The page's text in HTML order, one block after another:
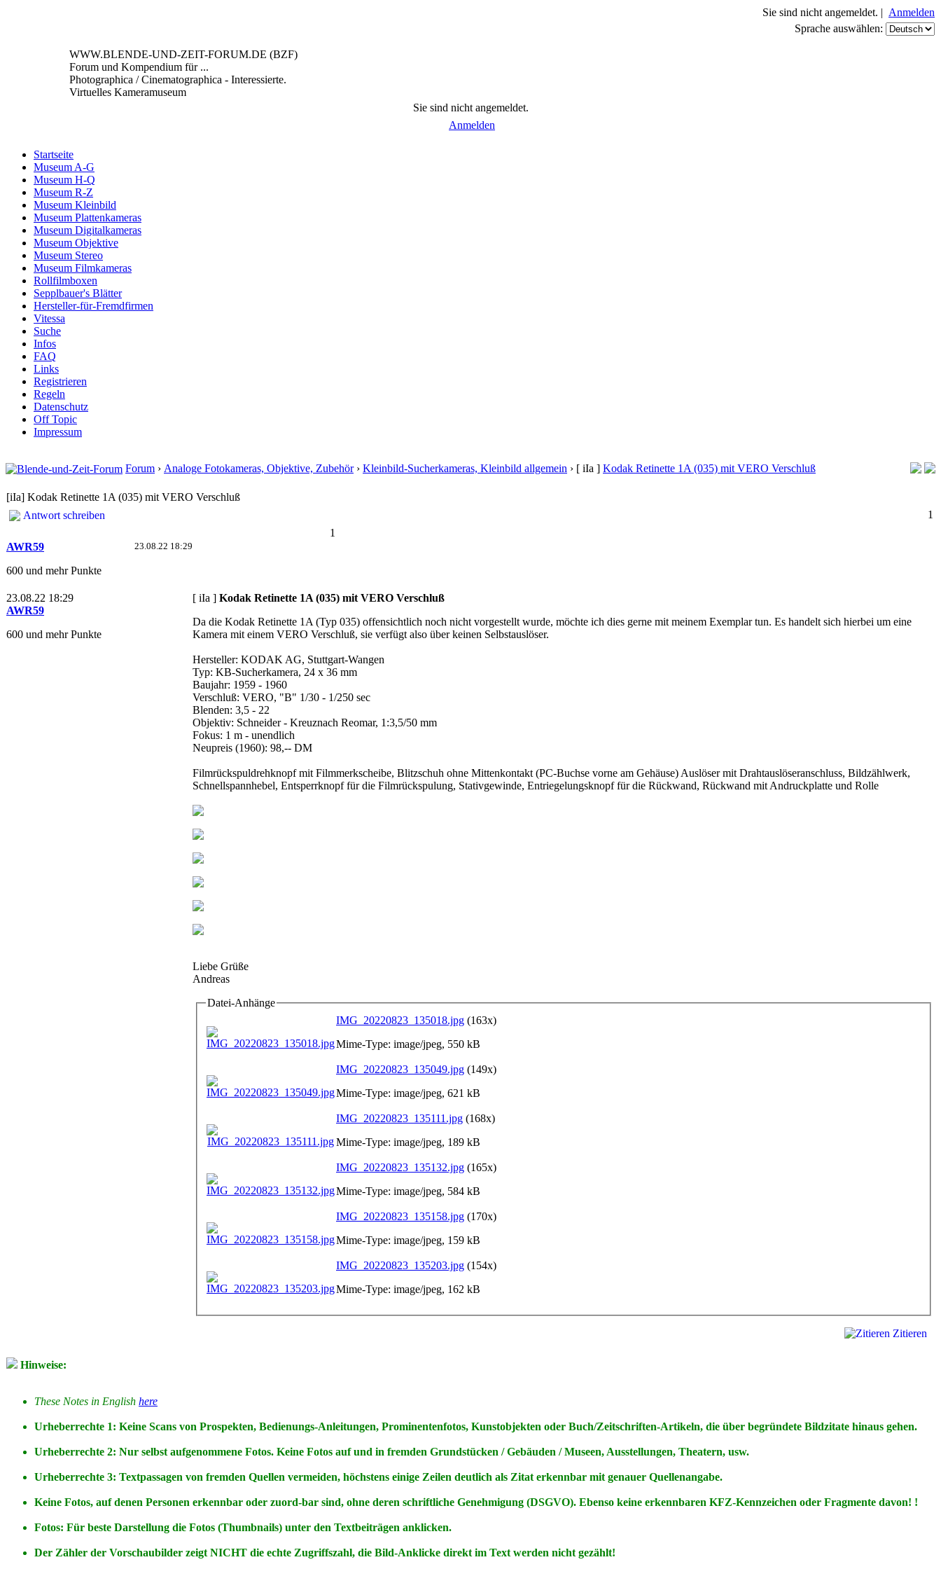
Sie sind nicht angemeldet. | Anmelden
Sprache auswählen:
WWW.BLENDE-UND-ZEIT-FORUM.DE (BZF)
Forum und Kompendium für ...
Photographica / Cinematographica - Interessierte.
Virtuelles Kameramuseum
Sie sind nicht angemeldet.
Anmelden
Startseite
Museum A-G
Museum H-Q
Museum R-Z
Museum Kleinbild
Museum Plattenkameras
Museum Digitalkameras
Museum Objektive
Museum Stereo
Museum Filmkameras
Rollfilmboxen
Sepplbauer's Blätter
Hersteller-für-Fremdfirmen
Vitessa
Suche
Infos
FAQ
Links
Registrieren
Regeln
Datenschutz
Off Topic
Impressum
Forum › Analoge Fotokameras, Objektive, Zubehör› Kleinbild-Sucherkameras, Kleinbild allgemein › [ iIa ] Kodak Retinette 1A (035) mit VERO Verschluß
[iIa] Kodak Retinette 1A (035) mit VERO Verschluß
Antwort schreiben
1
1
23.08.22 18:29
AWR59
600 und mehr Punkte
23.08.22 18:29
AWR59
600 und mehr Punkte
[ iIa ] Kodak Retinette 1A (035) mit VERO Verschluß
Da die Kodak Retinette 1A (Typ 035) offensichtlich noch nicht vorgestellt wurde, möchte ich dies gerne mit meinem Exemplar tun. Es handelt sich hierbei um eine
Kamera mit einem VERO Verschluß, sie verfügt also über keinen Selbstauslöser.
Hersteller: KODAK AG, Stuttgart-Wangen
Typ: KB-Sucherkamera, 24 x 36 mm
Baujahr: 1959 - 1960
Verschluß: VERO, "B" 1/30 - 1/250 sec
Blenden: 3,5 - 22
Objektiv: Schneider - Kreuznach Reomar, 1:3,5/50 mm
Fokus: 1 m - unendlich
Neupreis (1960): 98,-- DM
Filmrückspuldrehknopf mit Filmmerkscheibe, Blitzschuh ohne Mittenkontakt (PC-Buchse vorne am Gehäuse) Auslöser mit Drahtauslöseranschluss, Bildzählwerk,
Schnellspannhebel, Entsperrknopf für die Filmrückspulung, Stativgewinde, Entriegelungsknopf für die Rückwand, Rückwand mit Andruckplatte und Rolle
Liebe Grüße
Andreas
Datei-Anhänge
IMG_20220823_135018.jpg (163x)
Mime-Type: image/jpeg, 550 kB
IMG_20220823_135049.jpg (149x)
Mime-Type: image/jpeg, 621 kB
IMG_20220823_135111.jpg (168x)
Mime-Type: image/jpeg, 189 kB
IMG_20220823_135132.jpg (165x)
Mime-Type: image/jpeg, 584 kB
IMG_20220823_135158.jpg (170x)
Mime-Type: image/jpeg, 159 kB
IMG_20220823_135203.jpg (154x)
Mime-Type: image/jpeg, 162 kB
Zitieren
Hinweise:
These Notes in English here
Urheberrechte 1: Keine Scans von Prospekten, Bedienungs-Anleitungen, Prominentenfotos, Kunstobjekten oder Buch/Zeitschriften-Artikeln, die über begründete Bildzitate hinaus gehen.
Urheberrechte 2: Nur selbst aufgenommene Fotos. Keine Fotos aufund in fremden Grundstücken / Gebäuden / Museen, Ausstellungen, Theatern, usw.
Urheberrechte 3: Textpassagen von fremden Quellen vermeiden, höchstens einige Zeilen deutlich als Zitat erkennbar mit genauer Quellenangabe.
Keine Fotos, auf denen Personen erkennbar oder zuord-bar sind, ohne deren schriftliche Genehmigung (DSGVO). Ebenso keine erkennbaren KFZ-Kennzeichen oder Fragmente davon! !
Fotos: Für beste Darstellung die Fotos (Thumbnails) unter den Textbeiträgen anklicken.
Der Zähler der Vorschaubilder zeigt NICHT die echte Zugriffszahl, die Bild-Anklicke direkt im Text werden nicht gezählt!